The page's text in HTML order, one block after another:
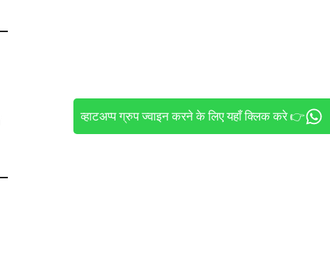
व्हाटअप्प ग्रुप ज्वाइन करने के लिए यहाँ क्लिक करे 👉